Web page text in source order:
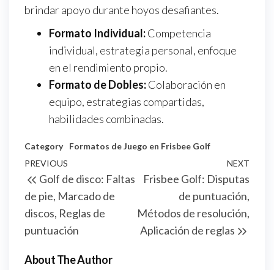
brindar apoyo durante hoyos desafiantes.
Formato Individual:Competencia
individual, estrategia personal, enfoque
en el rendimiento propio.
Formato de Dobles:Colaboración en
equipo, estrategias compartidas,
habilidades combinadas.
Category Formatos de Juego en Frisbee Golf
Post
navigation
Previous
Post
PREVIOUS
Golf de disco: Faltas
de pie, Marcado de
discos, Reglas de
puntuación
NEXT
Frisbee Golf: Disputas
de puntuación,
Métodos de resolución,
Aplicación de reglas
About The Author